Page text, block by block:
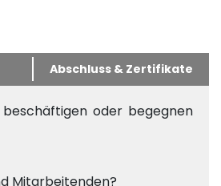
Abschluss & Zertifikate
oder begegnen
Mitarbeitenden?